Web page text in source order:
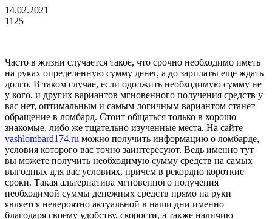
14.02.2021
1125
Часто в жизни случается такое, что срочно необходимо иметь
на руках определенную сумму денег, а до зарплаты еще ждать
долго. В таком случае, если одолжить необходимую сумму не
у кого, и других вариантов мгновенного получения средств у
вас нет, оптимальным и самым логичным вариантом станет
обращение в ломбард. Стоит общаться только в хорошо
знакомые, либо же тщательно изученные места. На сайте
vashlombard174.ru можно получить информацию о ломбарде,
условия которого вас точно заинтересуют. Ведь именно тут
вы можете получить необходимую сумму средств на самых
выгодных для вас условиях, причем в рекордно короткие
сроки. Такая альтернатива мгновенного получения
необходимой суммы денежных средств прямо на руки
является невероятно актуальной в наши дни именно
благодаря своему удобству, скорости, а также наличию